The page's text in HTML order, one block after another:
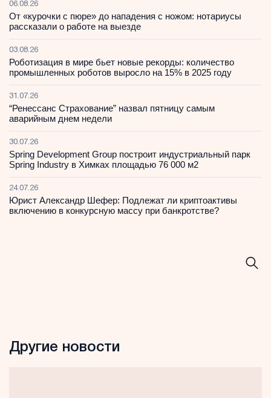
06.08.26
От «курочки с пюре» до нападения с ножом: нотариусы
рассказали о работе на выезде
03.08.26
Роботизация в мире бьет новые рекорды: количество
промышленных роботов выросло на 15% в 2025 году
31.07.26
“Ренессанс Страхование” назвал пятницу самым
аварийным днем недели
30.07.26
Spring Development Group построит индустриальный парк
Spring Industry в Химках площадью 76 000 м2
24.07.26
Юрист Александр Шефер: Подлежат ли криптоактивы
включению в конкурсную массу при банкротстве?
Другие новости